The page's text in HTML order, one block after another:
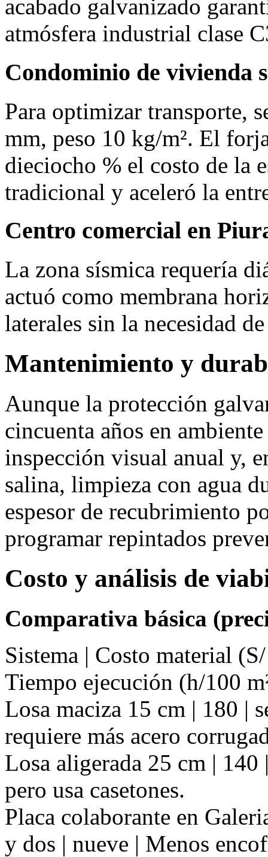
acabado galvanizado
atmósfera industrial clase
Condominio de vivienda
Para optimizar transporte,
mm, peso 10 kg/m². El
dieciocho % el costo de la
tradicional y aceleró la
Centro comercial en
La zona sísmica requería
actuó como membrana
laterales sin la necesidad
Mantenimiento y
Aunque la protección
cincuenta años en
inspección visual anual y,
salina, limpieza con agua
espesor de recubrimiento
programar repintados
Costo y análisis de
Comparativa básica
Sistema | Costo material
Tiempo ejecución (h/100
Losa maciza 15 cm | 180 |
requiere más acero
Losa aligerada 25 cm |
pero usa casetones.
Placa colaborante en
y dos | nueve | Menos